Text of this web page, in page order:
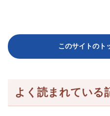
このサイトのト
よく読まれている